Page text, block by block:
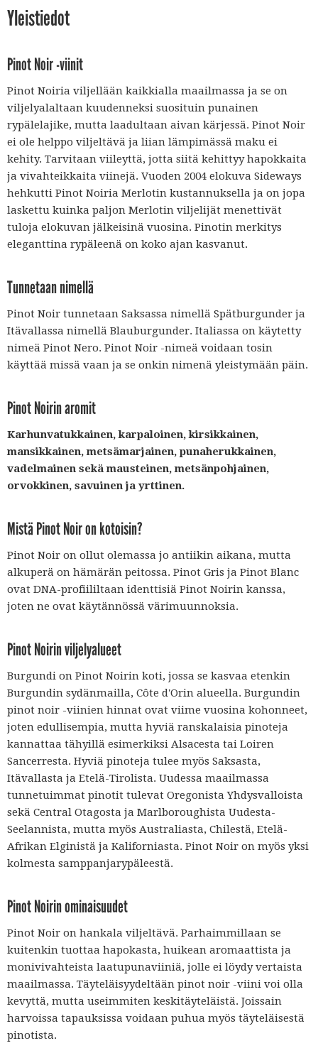
Yleistiedot
Pinot Noir -viinit
Pinot Noiria viljellään kaikkialla maailmassa ja se on
viljelyalaltaan kuudenneksi suosituin punainen
rypälelajike, mutta laadultaan aivan kärjessä. Pinot Noir
ei ole helppo viljeltävä ja liian lämpimässä maku ei
kehity. Tarvitaan viileyttä, jotta siitä kehittyy hapokkaita
ja vivahteikkaita viinejä. Vuoden 2004 elokuva Sideways
hehkutti Pinot Noiria Merlotin kustannuksella ja on jopa
laskettu kuinka paljon Merlotin viljelijät menettivät
tuloja elokuvan jälkeisinä vuosina. Pinotin merkitys
eleganttina rypäleenä on koko ajan kasvanut.
Tunnetaan nimellä
Pinot Noir tunnetaan Saksassa nimellä Spätburgunder ja
Itävallassa nimellä Blauburgunder. Italiassa on käytetty
nimeä Pinot Nero. Pinot Noir -nimeä voidaan tosin
käyttää missä vaan ja se onkin nimenä yleistymään päin.
Pinot Noirin aromit
Karhunvatukkainen, karpaloinen, kirsikkainen,
mansikkainen, metsämarjainen, punaherukkainen,
vadelmainen sekä mausteinen, metsänpohjainen,
orvokkinen, savuinen ja yrttinen.
Mistä Pinot Noir on kotoisin?
Pinot Noir on ollut olemassa jo antiikin aikana, mutta
alkuperä on hämärän peitossa. Pinot Gris ja Pinot Blanc
ovat DNA-profiililtaan identtisiä Pinot Noirin kanssa,
joten ne ovat käytännössä värimuunnoksia.
Pinot Noirin viljelyalueet
Burgundi on Pinot Noirin koti, jossa se kasvaa etenkin
Burgundin sydänmailla, Côte d'Orin alueella. Burgundin
pinot noir -viinien hinnat ovat viime vuosina kohonneet,
joten edullisempia, mutta hyviä ranskalaisia pinoteja
kannattaa tähyillä esimerkiksi Alsacesta tai Loiren
Sancerresta. Hyviä pinoteja tulee myös Saksasta,
Itävallasta ja Etelä-Tirolista. Uudessa maailmassa
tunnetuimmat pinotit tulevat Oregonista Yhdysvalloista
sekä Central Otagosta ja Marlboroughista Uudesta-
Seelannista, mutta myös Australiasta, Chilestä, Etelä-
Afrikan Elginistä ja Kaliforniasta. Pinot Noir on myös yksi
kolmesta samppanjarypäleestä.
Pinot Noirin ominaisuudet
Pinot Noir on hankala viljeltävä. Parhaimmillaan se
kuitenkin tuottaa hapokasta, huikean aromaattista ja
monivivahteista laatupunaviiniä, jolle ei löydy vertaista
maailmassa. Täyteläisyydeltään pinot noir -viini voi olla
kevyttä, mutta useimmiten keskitäyteläistä. Joissain
harvoissa tapauksissa voidaan puhua myös täyteläisestä
pinotista.